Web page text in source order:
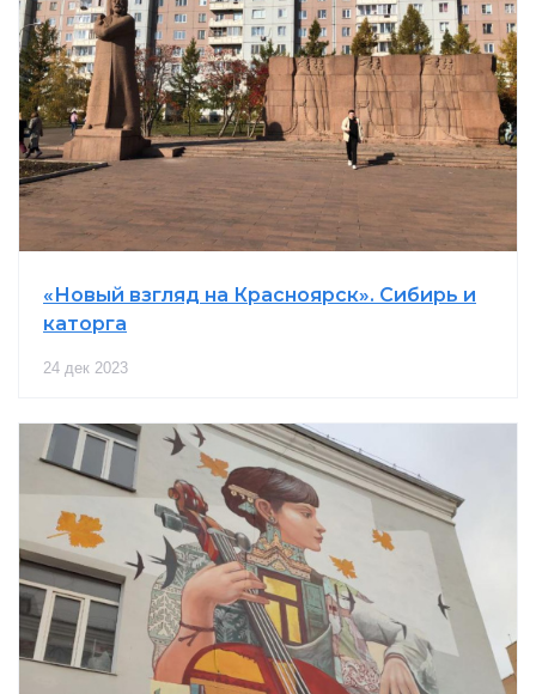
«Новый взгляд на Красноярск». Сибирь и
каторга
24 дек 2023